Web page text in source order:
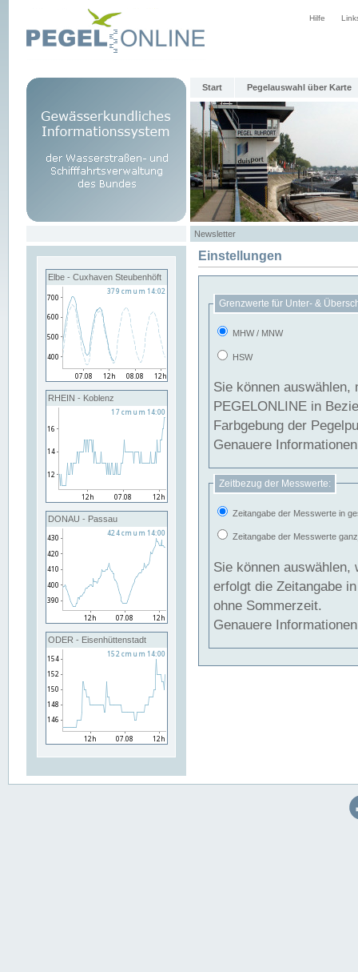
Hilfe
Start Pegelauswahl über Karte
Newsletter
Elbe - Cuxhaven Steubenhöft
RHEIN - Koblenz
DONAU - Passau
ODER - Eisenhüttenstadt
Einstellungen
Grenzwerte für Unter- &
MHW / MNW
HSW
Sie können
PEGELONLINE in Beziehung
Farbgebung der
Genauere
Zeitbezug der Messwerte:
Zeitangabe der Messwerte in
Zeitangabe der Messwerte
Sie können auswählen,
erfolgt die Zeitangabe
ohne Sommerzeit.
Genauere